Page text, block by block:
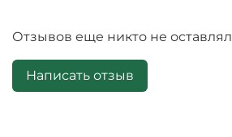
Отзывов еще никто не оставлял
Написать отзыв